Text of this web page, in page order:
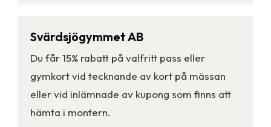
Svärdsjögymmet AB
Du får 15% rabatt på valfritt pass eller
gymkort vid tecknande av kort på mässan
eller vid inlämnade av kupong som finns att
hämta i montern.